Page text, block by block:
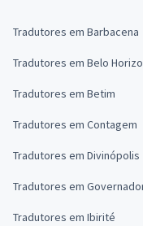
Tradutores em Barbacena
Tradutores em Belo
Tradutores em Betim
Tradutores em Contagem
Tradutores em Divinópolis
Tradutores em
Tradutores em Ibirité